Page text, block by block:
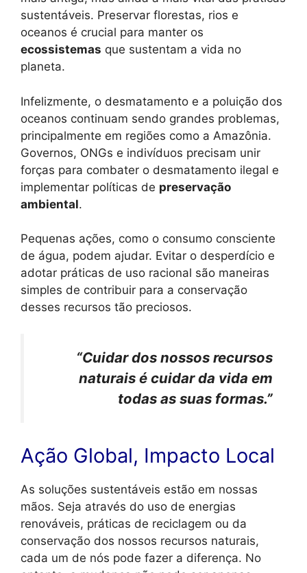
sustentáveis. Preservar florestas, rios e
oceanos é crucial para manter os
ecossistemas que sustentam a vida no
planeta.
Infelizmente, o desmatamento e a poluição dos
oceanos continuam sendo grandes problemas,
principalmente em regiões como a Amazônia.
Governos, ONGs e indivíduos precisam unir
forças para combater o desmatamento ilegal e
implementar políticas de preservação
ambiental.
Pequenas ações, como o consumo consciente
de água, podem ajudar. Evitar o desperdício e
adotar práticas de uso racional são maneiras
simples de contribuir para a conservação
desses recursos tão preciosos.
“Cuidar dos nossos recursos
naturais é cuidar da vida em
todas as suas formas.”
Ação Global, Impacto Local
As soluções sustentáveis estão em nossas
mãos. Seja através do uso de energias
renováveis, práticas de reciclagem ou da
conservação dos nossos recursos naturais,
cada um de nós pode fazer a diferença. No